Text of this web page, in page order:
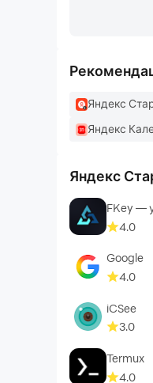
Яндекс
Яндекс
Яндекс
FKey —
4.0
Google
4.0
iCSee
3.0
Termux
4.0